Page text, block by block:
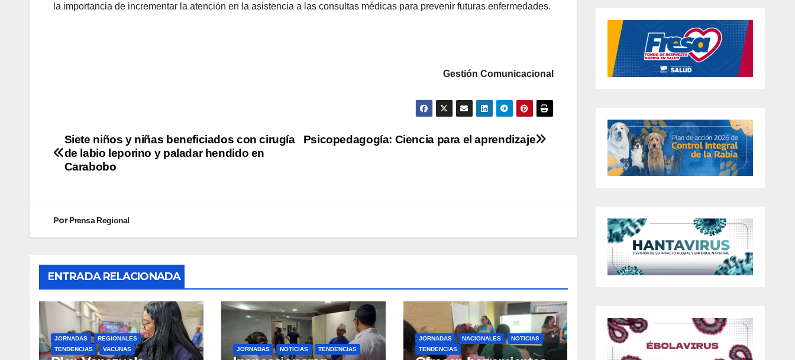
la importancia de incrementar la atención en la asistencia a las consultas médicas para prevenir futuras enfermedades.
Gestión Comunicacional
Psicopedagogía: Ciencia para el aprendizaje
Siete niños y niñas beneficiados con cirugía
de labio leporino y paladar hendido en
Carabobo
PorPrensa Regional
ENTRADA RELACIONADA
JORNADAS
REGIONALES
TENDENCIAS
VACUNAS JORNADAS NOTICIAS TENDENCIAS
JORNADAS NACIONALES
NOTICIAS
TENDENCIAS